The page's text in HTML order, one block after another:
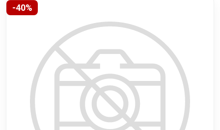
-40%